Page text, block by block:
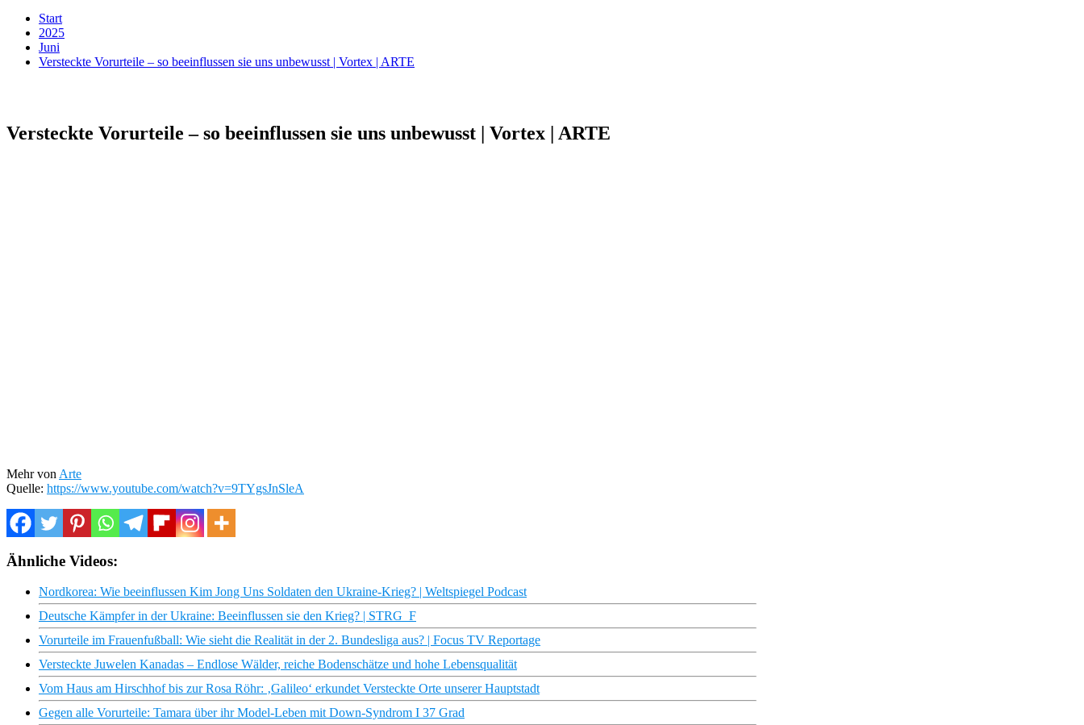
Start
2025
Juni
Versteckte Vorurteile – so beeinflussen sie uns unbewusst | Vortex | ARTE
Versteckte Vorurteile – so beeinflussen sie uns unbewusst | Vortex | ARTE
Mehr von Arte
Quelle: https://www.youtube.com/watch?v=9TYgsJnSleA
Ähnliche Videos:
Nordkorea: Wie beeinflussen Kim Jong Uns Soldaten den Ukraine-Krieg? | Weltspiegel Podcast
Deutsche Kämpfer in der Ukraine: Beeinflussen sie den Krieg? | STRG_F
Vorurteile im Frauenfußball: Wie sieht die Realität in der 2. Bundesliga aus? | Focus TV Reportage
Versteckte Juwelen Kanadas – Endlose Wälder, reiche Bodenschätze und hohe Lebensqualität
Vom Haus am Hirschhof bis zur Rosa Röhr: ‚Galileo‘ erkundet Versteckte Orte unserer Hauptstadt
Gegen alle Vorurteile: Tamara über ihr Model-Leben mit Down-Syndrom I 37 Grad